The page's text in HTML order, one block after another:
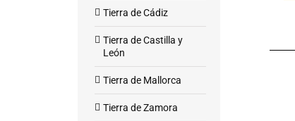
Tierra de Cádiz
Tierra de Castilla y
León
Tierra de Mallorca
Tierra de Zamora